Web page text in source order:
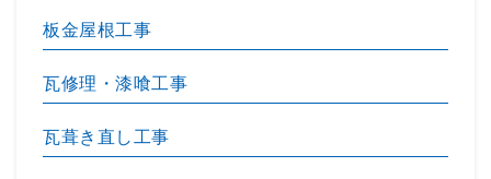
板金屋根工事
瓦修理・漆喰工事
瓦葺き直し工事